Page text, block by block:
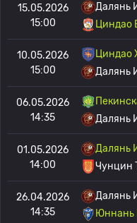
15.05.2026
15:00
Далянь
Циндао
10.05.2026
15:00
Циндао
Далянь
06.05.2026
14:35
Далянь
01.05.2026
14:00
Далянь
Чунцин
26.04.2026
14:35
Далянь
Юннань